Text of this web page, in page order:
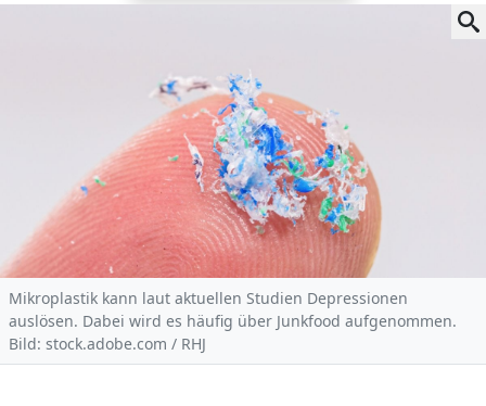
Mikroplastik kann laut aktuellen Studien Depressionen
auslösen. Dabei wird es häufig über Junkfood aufgenommen.
Bild: stock.adobe.com / RHJ